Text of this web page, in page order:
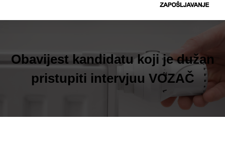
r
a
Obavijest kandidatu koji je dužan
pristupiti intervjuu VOZAČ